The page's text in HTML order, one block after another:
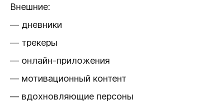
Внешние:
— дневники
— трекеры
— онлайн-приложения
— мотивационный контент
— вдохновляющие персоны